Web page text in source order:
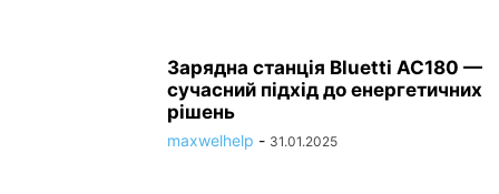
Зарядна станція Bluetti AC180 —
сучасний підхід до енергетичних
рішень
maxwelhelp - 31.01.2025